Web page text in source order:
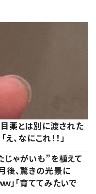
薬とは別に渡された
、なにこれ！！」
じゃがいも”を植えて
、驚きの光景に
」「育ててみたいで